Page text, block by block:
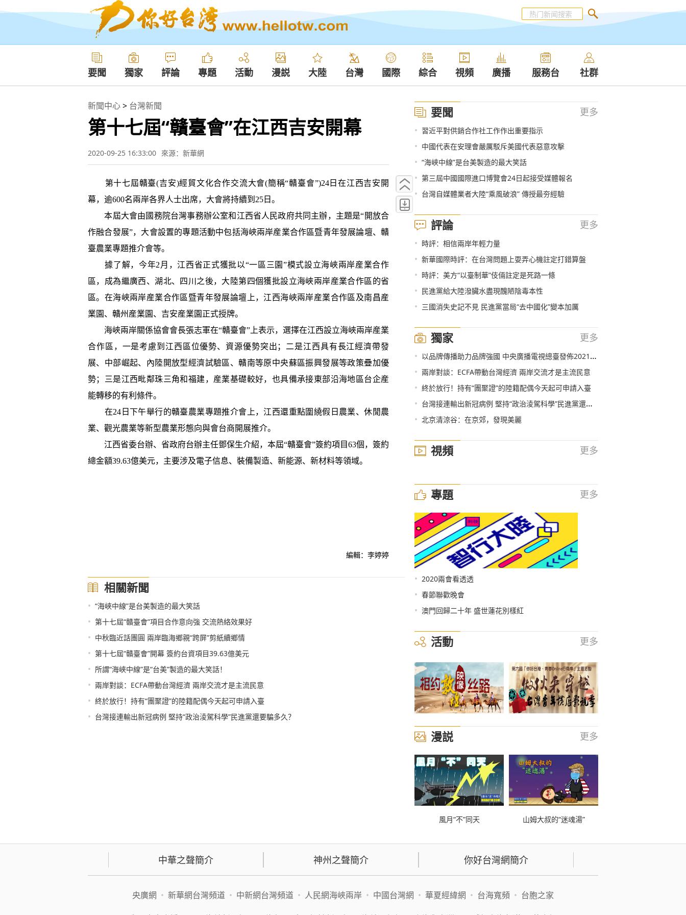
要聞 獨家 評論 專題 活動 漫説 大陸 台灣 國際 綜合 視頻 廣播 服務台 社群
新聞中心> 台灣新聞
第十七屆“贛臺會”在江西吉安開幕
2020-09-25 16:33:00 來源：新華網
第十七屆贛臺(吉安)經貿文化合作交流大會(簡稱“贛臺會”)24日在江西吉安開
幕，逾600名兩岸各界人士出席，大會將持續到25日。
本屆大會由國務院台灣事務辦公室和江西省人民政府共同主辦，主題是“開放合
作融合發展”，大會設置的專題活動中包括海峽兩岸産業合作區暨青年發展論壇、贛
臺農業專題推介會等。
據了解，今年2月，江西省正式獲批以“一區三園”模式設立海峽兩岸産業合作
區，成為繼廣西、湖北、四川之後，大陸第四個獲批設立海峽兩岸産業合作區的省
區。在海峽兩岸産業合作區暨青年發展論壇上，江西海峽兩岸産業合作區及南昌産
業園、贛州産業園、吉安産業園正式授牌。
海峽兩岸關係協會會長張志軍在“贛臺會”上表示，選擇在江西設立海峽兩岸産業
合作區，一是考慮到江西區位優勢、資源優勢突出；二是江西具有長江經濟帶發
展、中部崛起、內陸開放型經濟試驗區、贛南等原中央蘇區振興發展等政策疊加優
勢；三是江西毗鄰珠三角和福建，産業基礎較好，也具備承接東部沿海地區台企産
能轉移的有利條件。
在24日下午舉行的贛臺農業專題推介會上，江西還重點圍繞假日農業、休閒農
業、觀光農業等新型農業形態向與會台商開展推介。
江西省委台辦、省政府台辦主任鄧保生介紹，本屆“贛臺會”簽約項目63個，簽約
總金額39.63億美元，主要涉及電子信息、裝備製造、新能源、新材料等領域。
編輯：李婷婷
相關新聞
• “海峽中線”是台美製造的最大笑話
• 第十七屆“贛臺會”項目合作意向強 交流熱絡效果好
• 中秋臨近話團圓 兩岸臨海鄉親“跨屏”剪紙續鄉情
• 第十七屆“贛臺會”開幕 簽約台資項目39.63億美元
• 所謂“海峽中線”是“台美”製造的最大笑話！
• 兩岸對談：ECFA帶動台灣經濟 兩岸交流才是主流民意
• 終於放行！持有“團聚證”的陸籍配偶今天起可申請入臺
• 台灣接連輸出新冠病例 堅持“政治淩駕科學”民進黨還要騙多久？
要聞 更多
• 習近平對供銷合作社工作作出重要指示
• 中國代表在安理會嚴厲駁斥美國代表惡意攻擊
• “海峽中線”是台美製造的最大笑話
• 第三屆中國國際進口博覽會24日起接受媒體報名
• 台灣自媒體業者大陸“乘風破浪” 傳授最夯經驗
評論 更多
• 時評：相信兩岸年輕力量
• 新華國際時評：在台灣問題上耍弄心機註定打錯算盤
• 時評：美方“以臺制華”伎倆註定是死路一條
• 民進黨給大陸潑臟水盡現醜陋陰毒本性
• 三國消失史記不見 民進黨當局“去中國化”變本加厲
獨家 更多
• 以品牌傳播助力品牌強國 中央廣播電視總臺發佈2021“品牌強國工程”融媒體傳播方案
• 兩岸對談：ECFA帶動台灣經濟 兩岸交流才是主流民意
• 終於放行！持有“團聚證”的陸籍配偶今天起可申請入臺
• 台灣接連輸出新冠病例 堅持“政治淩駕科學”民進黨還要騙多久？
• 北京清涼谷：在京郊，發現美麗
視頻 更多
專題 更多
• 2020兩會看透透
• 春節聯歡晚會
• 澳門回歸二十年 盛世蓮花別樣紅
活動 更多
漫説 更多
風月“不”同天 山姆大叔的“迷魂湯”
中華之聲簡介 神州之聲簡介 你好台灣網簡介
央廣網 • 新華網台灣頻道 • 中新網台灣頻道 • 人民網海峽兩岸 • 中國台灣網 • 華夏經緯網 • 台海寬頻 • 台胞之家